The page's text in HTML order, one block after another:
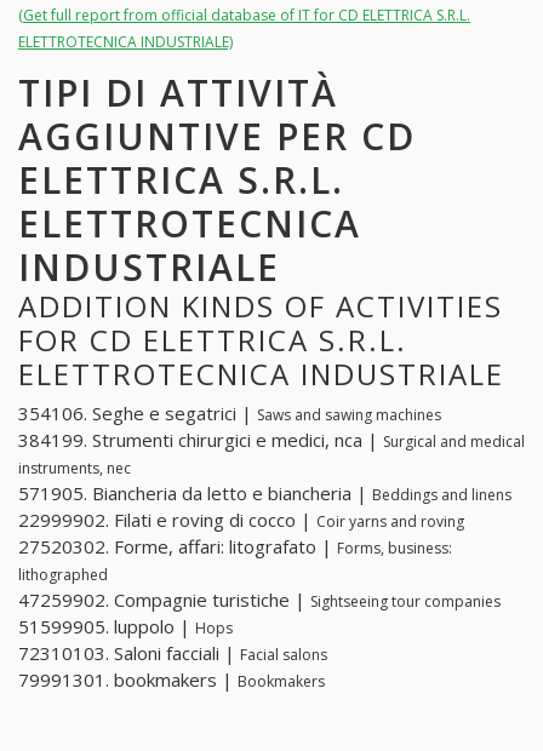
(Get full report from official database of IT for CD ELETTRICA S.R.L.
ELETTROTECNICA INDUSTRIALE)
TIPI DI ATTIVITÀ
AGGIUNTIVE PER CD
ELETTRICA S.R.L.
ELETTROTECNICA
INDUSTRIALE
ADDITION KINDS OF ACTIVITIES
FOR CD ELETTRICA S.R.L.
ELETTROTECNICA INDUSTRIALE
354106. Seghe e segatrici | Saws and sawing machines
384199. Strumenti chirurgici e medici, nca | Surgical and medical
instruments, nec
571905. Biancheria da letto e biancheria | Beddings and linens
22999902. Filati e roving di cocco | Coir yarns and roving
27520302. Forme, affari: litografato | Forms, business:
lithographed
47259902. Compagnie turistiche | Sightseeing tour companies
51599905. luppolo | Hops
72310103. Saloni facciali | Facial salons
79991301. bookmakers | Bookmakers